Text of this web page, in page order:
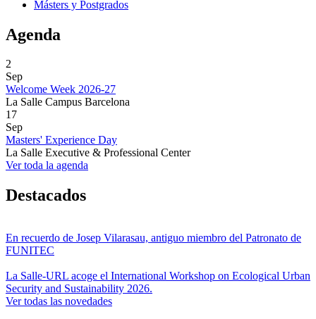
Másters y Postgrados
Agenda
2
Sep
Welcome Week 2026-27
La Salle Campus Barcelona
17
Sep
Masters' Experience Day
La Salle Executive & Professional Center
Ver toda la agenda
Destacados
En recuerdo de Josep Vilarasau, antiguo miembro del Patronato de
FUNITEC
La Salle-URL acoge el International Workshop on Ecological Urban
Security and Sustainability 2026.
Ver todas las novedades